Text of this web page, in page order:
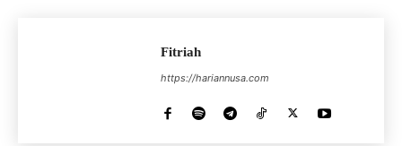
Fitriah
https://hariannusa.com